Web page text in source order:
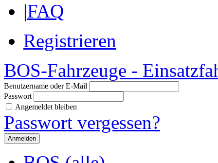
|FAQ
Registrieren
BOS-Fahrzeuge -
Benutzername oder E-Mail
Passwort
Angemeldet bleiben
Passwort vergessen?